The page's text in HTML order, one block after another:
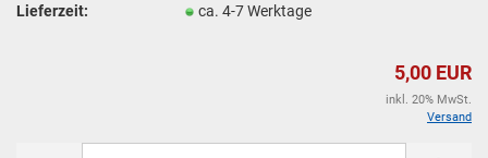
Lieferzeit: ca. 4-7 Werktage
5,00 EUR
inkl. 20% MwSt.
Versand